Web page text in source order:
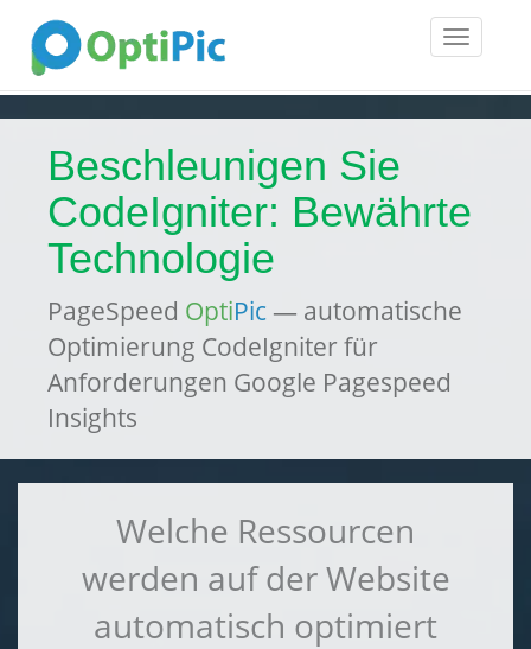
Toggle
Beschleunigen Sie
CodeIgniter: Bewährte
Technologie
PageSpeed OptiPic — automatische
Optimierung CodeIgniter für
Anforderungen Google Pagespeed
Insights
Welche Ressourcen
werden auf der Website
automatisch optimiert